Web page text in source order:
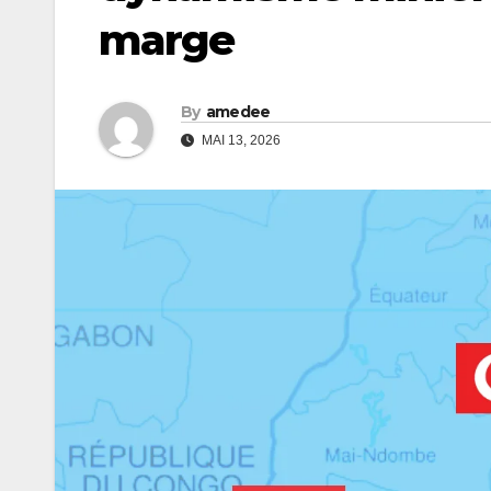
marge
By amedee
MAI 13, 2026